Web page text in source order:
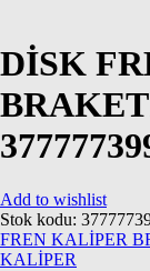
DİSK
Add to wishlist
Stok kodu:
FREN KALİPER
KALİPER